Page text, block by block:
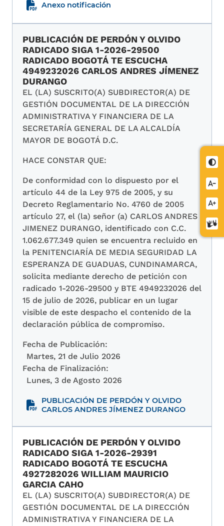
de
Anexo notificación
PUBLICACIÓN DE PERDÓN Y OLVIDO
RADICADO SIGA 1-2026-29500
RADICADO BOGOTÁ TE ESCUCHA
4949232026 CARLOS ANDRES JÍMENEZ
DURANGO
EL (LA) SUSCRITO(A) SUBDIRECTOR(A) DE
GESTIÓN DOCUMENTAL DE LA DIRECCIÓN
ADMINISTRATIVA Y FINANCIERA DE LA
SECRETARÍA GENERAL DE LA ALCALDÍA
MAYOR DE BOGOTÁ D.C.
HACE CONSTAR QUE:
De conformidad con lo dispuesto por el
artículo 44 de la Ley 975 de 2005, y su
Decreto Reglamentario No. 4760 de 2005
artículo 27, el (la) señor (a) CARLOS ANDRES
JIMENEZ DURANGO, identificado con C.C.
1.062.677.349 quien se encuentra recluido en
la PENITENCIARÍA DE MEDIA SEGURIDAD LA
ESPERANZA DE GUADUAS, CUNDINAMARCA,
solicita mediante derecho de petición con
radicado 1-2026-29500 y BTE 4949232026 del
15 de julio de 2026, publicar en un lugar
visible de este despacho el contenido de la
declaración pública de compromiso.
Fecha de Publicación:
Martes, 21 de Julio 2026
Fecha de Finalización:
Lunes, 3 de Agosto 2026
PUBLICACIÓN DE PERDÓN Y OLVIDO
CARLOS ANDRES JÍMENEZ DURANGO
PUBLICACIÓN DE PERDÓN Y OLVIDO
RADICADO SIGA 1-2026-29391
RADICADO BOGOTÁ TE ESCUCHA
4927282026 WILLIAM MAURICIO
GARCIA CAHO
EL (LA) SUSCRITO(A) SUBDIRECTOR(A) DE
GESTIÓN DOCUMENTAL DE LA DIRECCIÓN
ADMINISTRATIVA Y FINANCIERA DE LA